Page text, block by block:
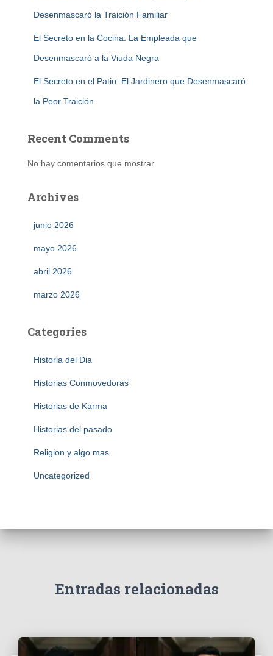
Desenmascaró la Traición Familiar
El Secreto en la Cocina: La Empleada que
Desenmascaró a la Viuda Negra
El Secreto en el Patio: El Jardinero que Desenmascaró
la Peor Traición
Recent Comments
No hay comentarios que mostrar.
Archives
junio 2026
mayo 2026
abril 2026
marzo 2026
Categories
Historia del Dia
Historias Conmovedoras
Historias de Karma
Historias del pasado
Religion y algo mas
Uncategorized
Entradas relacionadas